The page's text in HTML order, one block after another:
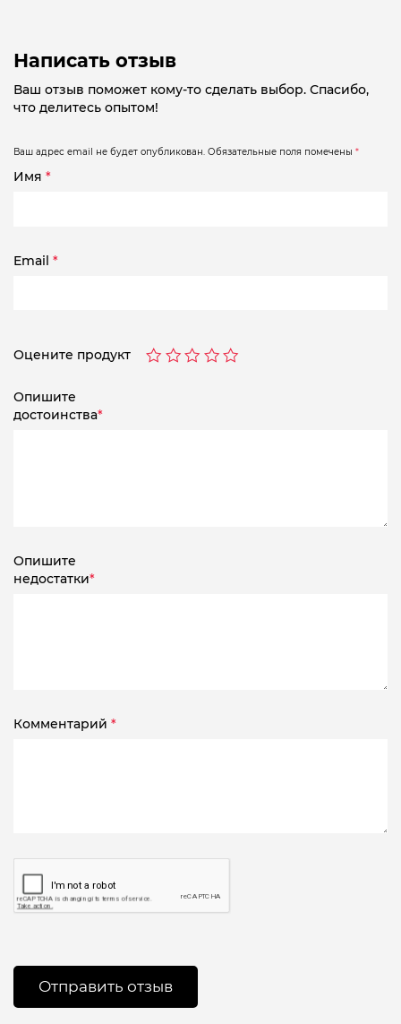
Написать отзыв
Ваш отзыв поможет кому-то сделать выбор. Спасибо,
что делитесь опытом!
Ваш адрес email не будет опубликован. Обязательные поля помечены *
Имя *
Email *
Оцените продукт
Опишите
достоинства*
Опишите
недостатки*
Комментарий *